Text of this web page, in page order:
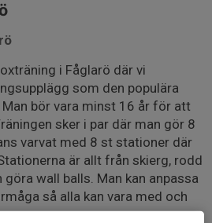
i Fåglarö där vi
som den populära
bör vara minst 16 år för att
sker i par där man gör 8
varvat med 8 st stationer där
är allt från skierg, rodd
wall balls. Man kan anpassa
så alla kan vara med och